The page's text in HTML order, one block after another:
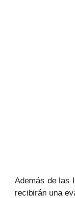
Además de las
recibirán una